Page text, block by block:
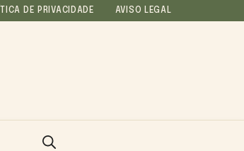
DE PRIVACIDADE AVISO LEGAL